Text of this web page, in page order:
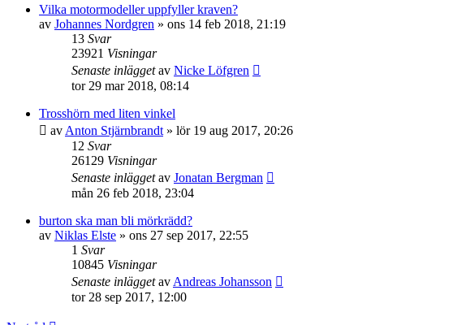
Vilka motormodeller uppfyller kraven?
av Johannes Nordgren » ons 14 feb 2018, 21:19
13 Svar
23921 Visningar
Senaste inläggetav Nicke Löfgren
tor 29 mar 2018, 08:14
Trosshörn med liten vinkel
av Anton Stjärnbrandt » lör 19 aug 2017, 20:26
12 Svar
26129 Visningar
Senaste inläggetav Jonatan Bergman
mån 26 feb 2018, 23:04
burton ska man bli mörkrädd?
av Niklas Elste » ons 27 sep 2017, 22:55
1 Svar
10845 Visningar
Senaste inläggetav Andreas Johansson
tor 28 sep 2017, 12:00